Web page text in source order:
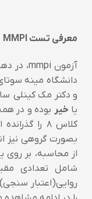
معرفی تست MMPI
دانشگاه مینه
و دکتر مک کینلی ساخته
یا خیر
کلاس ۸ را
بصورت گروهی نیز
از محاسبه، بر روی
شامل تعدادی
روایی(اعتبار